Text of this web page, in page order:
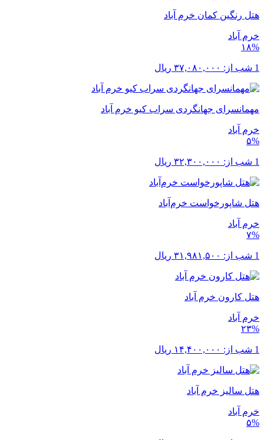
هتل رنگین کمان خرم آباد
خرم ‌آباد
۱۸%
1 شب از: ۳۷,۰۸۰,۰۰۰ ریال
مهمانسرای جهانگردی سراب کیو خرم آباد
خرم ‌آباد
۵%
1 شب از: ۳۲,۳۰۰,۰۰۰ ریال
هتل شاپورخواست خرم‌آباد
خرم ‌آباد
۷%
1 شب از: ۳۱,۹۸۱,۵۰۰ ریال
هتل کارون خرم آباد
خرم ‌آباد
۲۳%
1 شب از: ۱۴,۴۰۰,۰۰۰ ریال
هتل سالیز خرم آباد
خرم ‌آباد
۵%